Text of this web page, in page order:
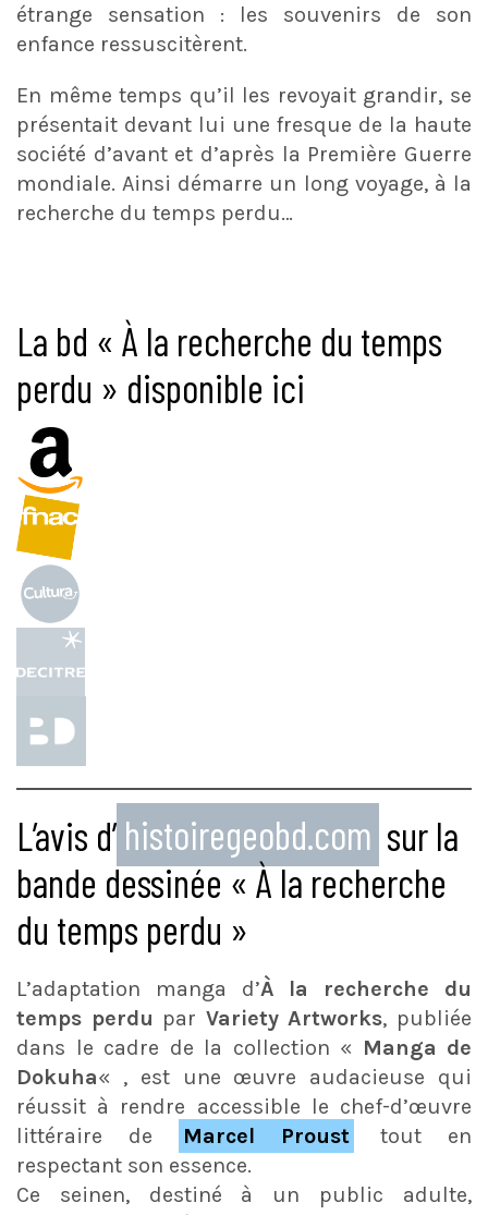
étrange sensation : les souvenirs de son
enfance ressuscitèrent.
En même temps qu’il les revoyait grandir, se
présentait devant lui une fresque de la haute
société d’avant et d’après la Première Guerre
mondiale. Ainsi démarre un long voyage, à la
recherche du temps perdu…
La bd « À la recherche du temps
perdu » disponible ici
L’avis d’ histoiregeobd.com sur la
bande dessinée « À la recherche
du temps perdu »
L’adaptation manga d’À la recherche du
temps perdu par Variety Artworks, publiée
dans le cadre de la collection « Manga de
Dokuha« , est une œuvre audacieuse qui
réussit à rendre accessible le chef-d’œuvre
littéraire de
Marcel Proust
tout en
respectant son essence.
Ce seinen, destiné à un public adulte,